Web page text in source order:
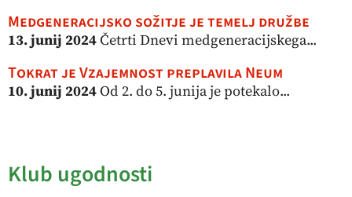
Medgeneracijsko sožitje je temelj družbe
13. junij 2024Četrti Dnevi medgeneracijskega...
Tokrat je Vzajemnost preplavila Neum
10. junij 2024Od 2. do 5. junija je potekalo...
Klub ugodnosti